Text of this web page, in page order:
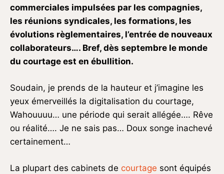
commerciales impulsées par les compagnies,
les réunions syndicales, les formations, les
évolutions règlementaires, l’entrée de nouveaux
collaborateurs…. Bref, dès septembre le monde
du courtage est en ébullition.
Soudain, je prends de la hauteur et j’imagine les
yeux émerveillés la digitalisation du courtage,
Wahouuuu… une période qui serait allégée…. Rêve
ou réalité…. Je ne sais pas… Doux songe inachevé
certainement…
La plupart des cabinets de courtage sont équipés